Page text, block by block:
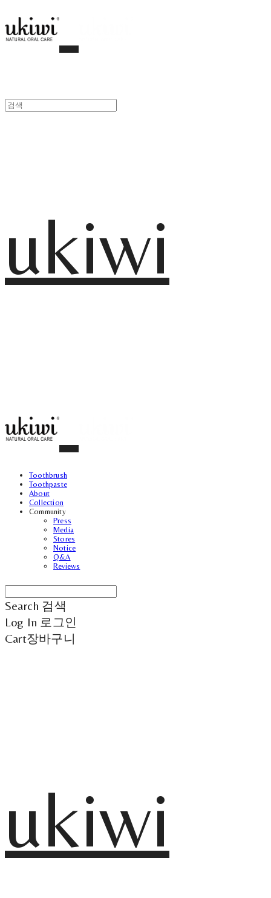
ukiwi
Toothbrush
Toothpaste
About
Collection
Community
Press
Media
Stores
Notice
Q&A
Reviews
Search 검색
Log In 로그인
Cart장바구니
ukiwi